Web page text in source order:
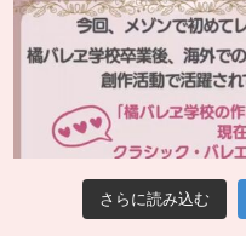
さらに読み込む